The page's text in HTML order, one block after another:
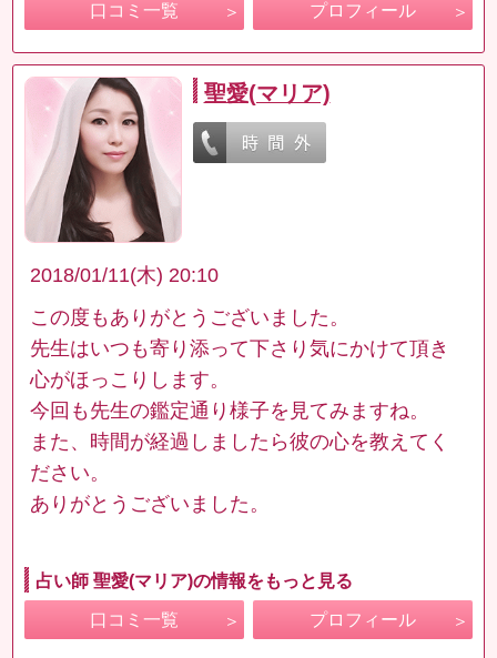
口コミ一覧 プロフィール
聖愛(マリア)
2018/01/11(木) 20:10
この度もありがとうございました。
先生はいつも寄り添って下さり気にかけて頂き
心がほっこりします。
今回も先生の鑑定通り様子を見てみますね。
また、時間が経過しましたら彼の心を教えてく
ださい。
ありがとうございました。
占い師 聖愛(マリア)の情報をもっと見る
口コミ一覧 プロフィール